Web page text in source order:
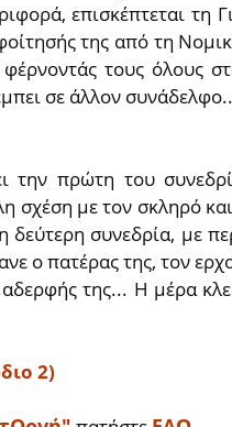
επισκέπτεται τη
της από τη
τους όλους
σε άλλον
την πρώτη του
σχέση με τον σκληρό
δεύτερη συνεδρία, με
ο πατέρας της, τον
της... Η μέρα
2)